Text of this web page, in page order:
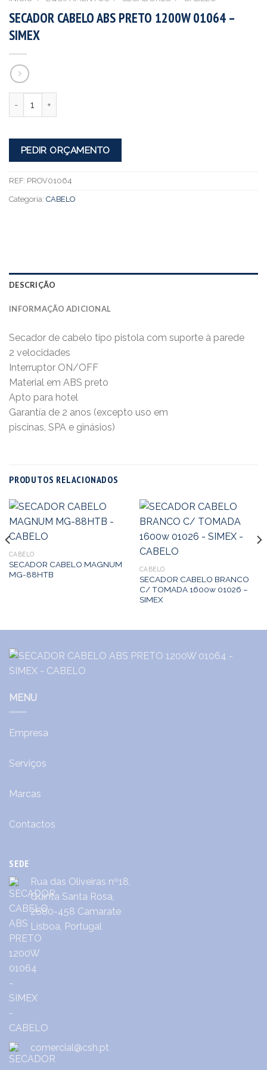
SECADOR CABELO ABS PRETO 1200W 01064 –
SIMEX
PEDIR ORÇAMENTO
REF: PROV01064
Categoria: CABELO
DESCRIÇÃO
INFORMAÇÃO ADICIONAL
Secador de cabelo tipo pistola com suporte à parede
2 velocidades
Interruptor ON/OFF
Material em ABS preto
Apto para hotel
Garantía de 2 anos (excepto uso em
piscinas, SPA e ginásios)
PRODUTOS RELACIONADOS
CABELO
SECADOR CABELO MAGNUM
MG-88HTB
CABELO
SECADOR CABELO BRANCO
C/ TOMADA 1600w 01026 –
SIMEX
MENU
Empresa
Serviços
Marcas
Contactos
SEDE
Rua das Oliveiras nº18,
Quinta Santa Rosa,
2680-458 Camarate
Lisboa, Portugal
comercial@csh.pt